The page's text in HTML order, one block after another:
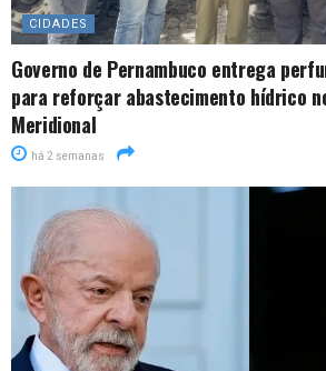
CIDADES
Governo de Pernambuco entrega
para reforçar abastecimento hídrico
Meridional
há 2 semanas